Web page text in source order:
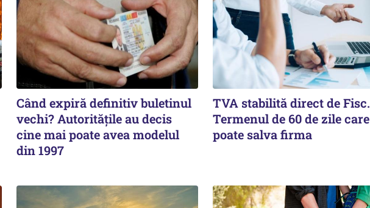
Când expiră definitiv buletinul
vechi? Autoritățile au decis
cine mai poate avea modelul
din 1997
TVA stabilită direct de Fisc.
Termenul de 60 de zile care
poate salva firma